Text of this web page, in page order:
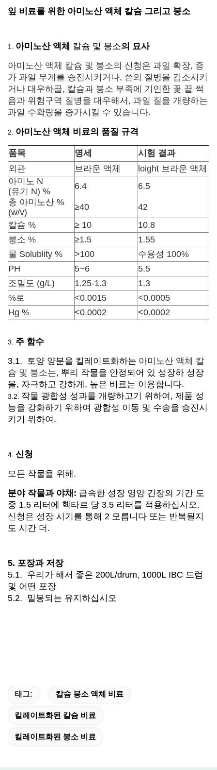
잎 비료를 위한 아미노산 액체 칼슘 그리고 붕소
1. 아미노산 액체 칼슘 및 붕소의 묘사
아미노산 액체 칼슘 및 붕소의 신청은 과일 확장, 증
가 과일 무게를 승진시키거나, 쓴의 질병을 감소시키
거나 대우하골, 칼슘과 붕소 부족에 기인한 꽃 끝 썩
음과 위험구역 질병을 대우해서, 과일 질을 개량하는
과일 수확량을 증가시킬 수 있습니다.
2. 아미노산 액체 비료의 품질 규격
품목 명세
시험 결과
외관
브라운 액체
loight 브라운 액체
아미노 N
(유기 N) %
6.4
6.5
총 아미노산 %
(w/v)
≥40
42
칼슘 %
≥ 10
10.8
붕소 %
≥1.5
1.55
물 Solublity %
>100
수용성 100%
PH
5~6
5.5
조밀도 (g/L)
1.25-1.3
1.3
%로
<0.0015
<0.0005
Hg %
<0.0002 <0.0002
3. 주 함수
3.1. 토양 양분을 킬레이트화하는 아미노산 액체 칼
슘 및 붕소는, 뿌리 작물을 안정되어 있 성장하 성장
을, 자극하고 강하게, 높은 비료는 이용합니다.
3.2. 작물 광합성 성과를 개량하고기 위하여, 제품 성
능을 강화하기 위하여 광합성 이동 및 수송을 승진시
키기 위하여.
4. 신청
모든 작물을 위해.
분야 작물과 야채: 급속한 성장 영양 긴장의 기간 도
중 1.5 리터에 헥타르 당 3.5 리터를 적용하십시오.
신청은 성장 시기를 통해 2 모릅니다 또는 반복될지
도 시간 더.
5. 포장과 저장
5.1. 우리가 해서 좋은 200L/drum, 1000L IBC 드럼
및 어떤 포장
5.2. 밀봉되는 유지하십시오
태그: 칼슘 붕소 액체 비료
킬레이트화된 칼슘 비료
킬레이트화된 붕소 비료